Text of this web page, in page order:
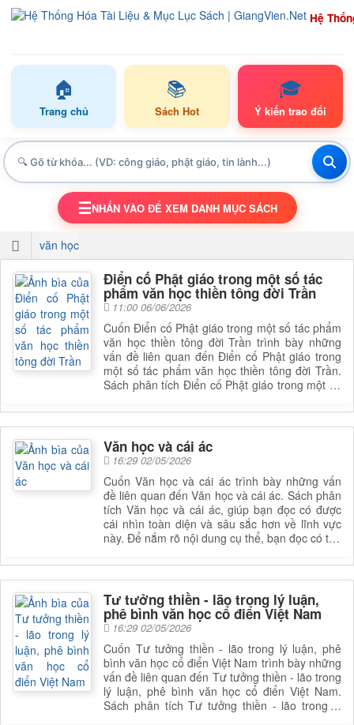
Hệ
🏠
Trang chủ
📚
Sách Hot
🎓
Ý kiến trao đổi
TOGGLE NAVIGATION
☰NHẤN VÀO ĐỂ XEM DANH MỤC SÁCH
văn học
Điển cố Phật giáo trong một số tác
phẩm văn học thiền tông đời Trần
11:00 06/06/2026
Cuốn Điển cố Phật giáo trong một số tác phẩm
văn học thiền tông đời Trần trình bày những
vấn đề liên quan đến Điển cố Phật giáo trong
một số tác phẩm văn học thiền tông đời Trần.
Sách phân tích Điển cố Phật giáo trong một số
đọc có được cái nhìn toàn diện và sâu sắc hơn
về lĩnh vực này. Để nắm rõ nội dung cụ thể,
bạn đọc có thể tìm cuốn sách để đọc
Văn học và cái ác
16:29 02/05/2026
Cuốn Văn học và cái ác trình bày những vấn
đề liên quan đến Văn học và cái ác. Sách phân
tích Văn học và cái ác, giúp bạn đọc có được
cái nhìn toàn diện và sâu sắc hơn về lĩnh vực
này. Để nắm rõ nội dung cụ thể, bạn đọc có thể
dưới.
Tư tưởng thiền - lão trong lý luận,
phê bình văn học cổ điển Việt Nam
16:29 02/05/2026
Cuốn Tư tưởng thiền - lão trong lý luận, phê
bình văn học cổ điển Việt Nam trình bày những
vấn đề liên quan đến Tư tưởng thiền - lão trong
lý luận, phê bình văn học cổ điển Việt Nam.
Sách phân tích Tư tưởng thiền - lão trong lý